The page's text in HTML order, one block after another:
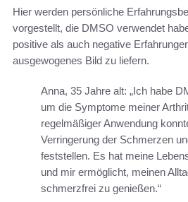
Hier werden persönliche
vorgestellt, die DMSO verwendet
positive als auch negative
ausgewogenes Bild zu liefern.
Anna, 35 Jahre alt: „Ich habe
um die Symptome meiner
regelmäßiger Anwendung
Verringerung der Schmerzen
feststellen. Es hat meine
und mir ermöglicht, meinen
schmerzfrei zu genießen.“